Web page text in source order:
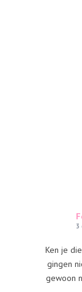
3
Ken je
gingen
gewoon